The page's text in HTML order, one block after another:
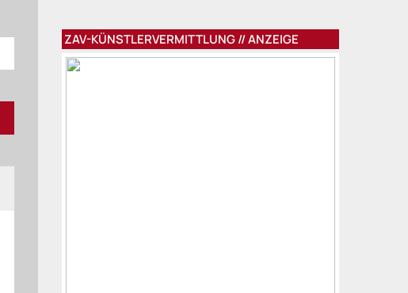
ZAV-KÜNSTLERVERMITTLUNG // ANZEIGE